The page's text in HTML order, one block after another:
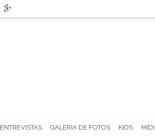
ENTREVISTAS GALERIA DE FOTOS KIDS